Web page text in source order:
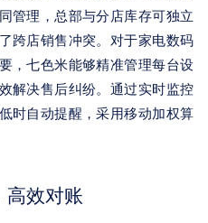
管理，总部与分店库存可独立
跨店销售冲突。对于家电数码
，七色米能够精准管理每台设
解决售后纠纷。通过实时监控
时自动提醒，采用移动加权算
高效对账